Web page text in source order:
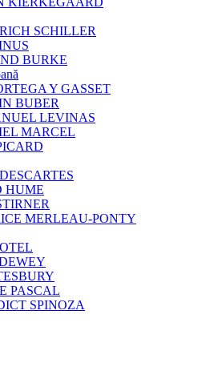
SCHILLER
BURKE
Y GASSET
BUBER
LEVINAS
MARCEL
HUME
MERLEAU-PONTY
PASCAL
SPINOZA